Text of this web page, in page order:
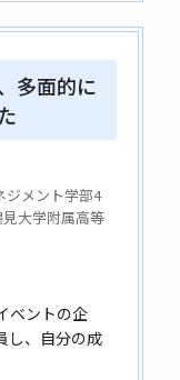
多面的に
メント学部4
大学附属高等
ベントの企
し、自分の成